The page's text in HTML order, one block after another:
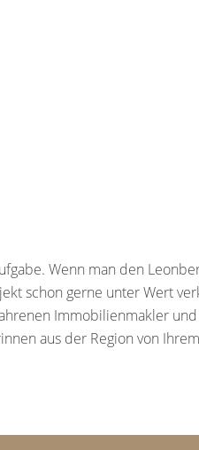
Wenn man den
schon gerne unter Wert
Immobilienmakler
aus der Region von